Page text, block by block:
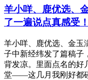
羊小咩、鹿优选、
了一遍说点真感受！
羊小咩、鹿优选、金玉
子中新经纬发了篇稿子
背发凉。里面点名的
堂——这几月我刚好都